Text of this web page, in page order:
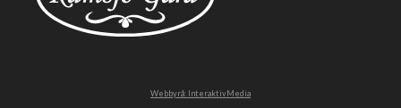
Webbyrå: InteraktivMedia